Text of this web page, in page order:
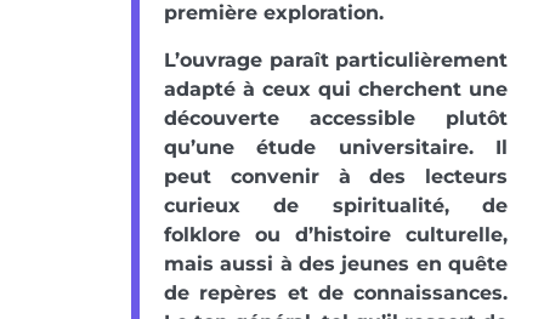
première exploration.
L’ouvrage paraît particulièrement
adapté à ceux qui cherchent une
découverte accessible plutôt
qu’une étude universitaire. Il
peut convenir à des lecteurs
curieux de spiritualité, de
folklore ou d’histoire culturelle,
mais aussi à des jeunes en quête
de repères et de connaissances.